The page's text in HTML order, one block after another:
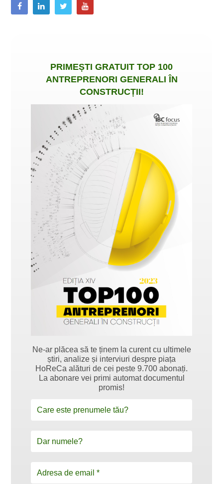
PRIMEȘTI GRATUIT TOP 100
ANTREPRENORI GENERALI ÎN
CONSTRUCȚII!
Ne-ar plăcea să te ținem la curent cu ultimele
știri, analize și interviuri despre piața
HoReCa alături de cei peste 9.700 abonați.
La abonare vei primi automat documentul
promis!